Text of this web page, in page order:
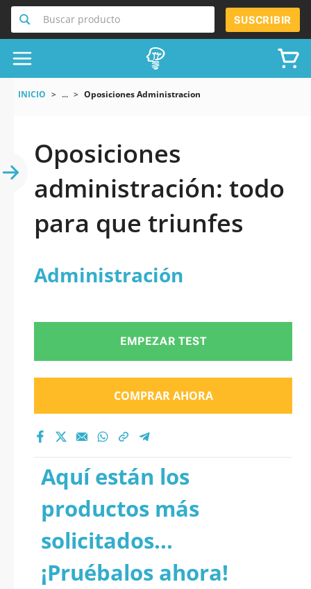
Buscar producto SUSCRIBIR
INICIO ... Oposiciones Administracion
Oposiciones
administración: todo
para que triunfes
Administración
EMPEZAR TEST
COMPRAR AHORA
Aquí están los
productos más
solicitados...
¡Pruébalos ahora!